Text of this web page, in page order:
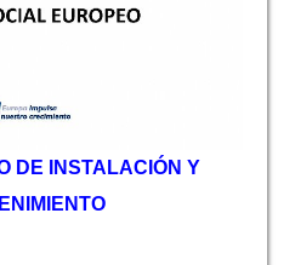
DE INSTALACIÓN Y